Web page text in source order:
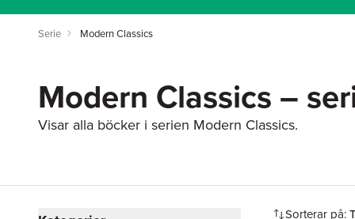
Serie Modern Classics
Modern Classics –
Visar alla böcker i serien Modern Classics.
Sorterar på: